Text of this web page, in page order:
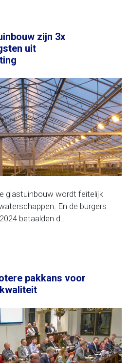
zijn 3x
uit
glastuinbouw wordt feitelijk
En de burgers
betaalden d...
pakkans voor